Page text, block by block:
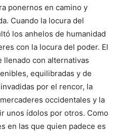
ponernos en camino y
Cuando la locura del
los anhelos de humanidad
con la locura del poder. El
llenado con alternativas
equilibradas y de
por el rencor, la
occidentales y la
unos ídolos por otros. Como
en las que quien padece es